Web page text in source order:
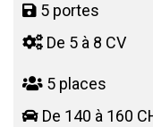
5 portes
De 5 à 8 CV
5 places
De 140 à 160